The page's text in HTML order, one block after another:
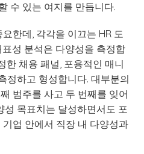
수 있는 여지를 만듭니다.
한데, 각각을 이끄는 HR 도
성 분석은 다양성을 측정합
한 채용 패널, 포용적인 매니
정하고 형성합니다. 대부분의
범주를 사고 두 번째를 잊어
성 목표치는 달성하면서도 포
업 안에서 직장 내 다양성과